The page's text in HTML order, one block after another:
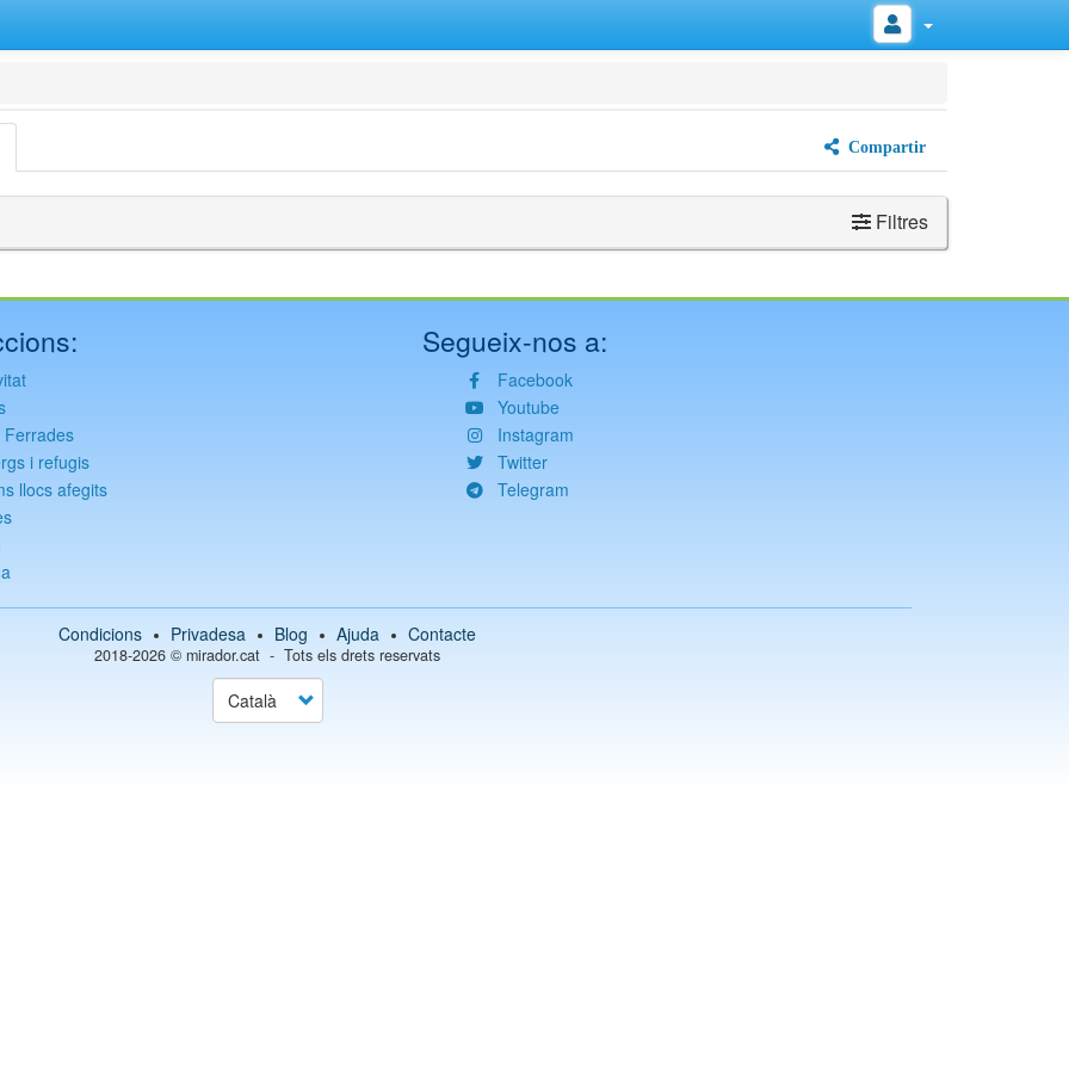
Compartir
Filtres
Ferrades
i refugis
llocs afegits
Segueix-nos a:
Facebook
Youtube
Instagram
Twitter
Telegram
Condicions Privadesa Blog Ajuda Contacte
2018-2026 © mirador.cat Tots els drets reservats
Select
your